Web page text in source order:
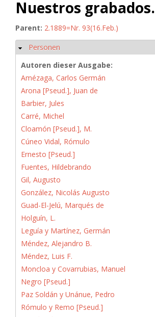
Nuestros grabados.
Parent: 2.1889=Nr. 93(16.Feb.)
Ausblenden
Personen
Autoren dieser Ausgabe:
Amézaga, Carlos Germán
Arona [Pseud.], Juan de
Barbier, Jules
Carré, Michel
Cloamón [Pseud.], M.
Cúneo Vidal, Rómulo
Ernesto [Pseud.]
Fuentes, Hildebrando
Gil, Augusto
González, Nicolás Augusto
Guad-El-Jelú, Marqués de
Holguín, L.
Leguía y Martínez, Germán
Méndez, Alejandro B.
Méndez, Luis F.
Moncloa y Covarrubias, Manuel
Negro [Pseud.]
Paz Soldán y Unánue, Pedro
Rómulo y Remo [Pseud.]